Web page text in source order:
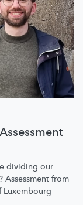
dividing our
from
Luxembourg